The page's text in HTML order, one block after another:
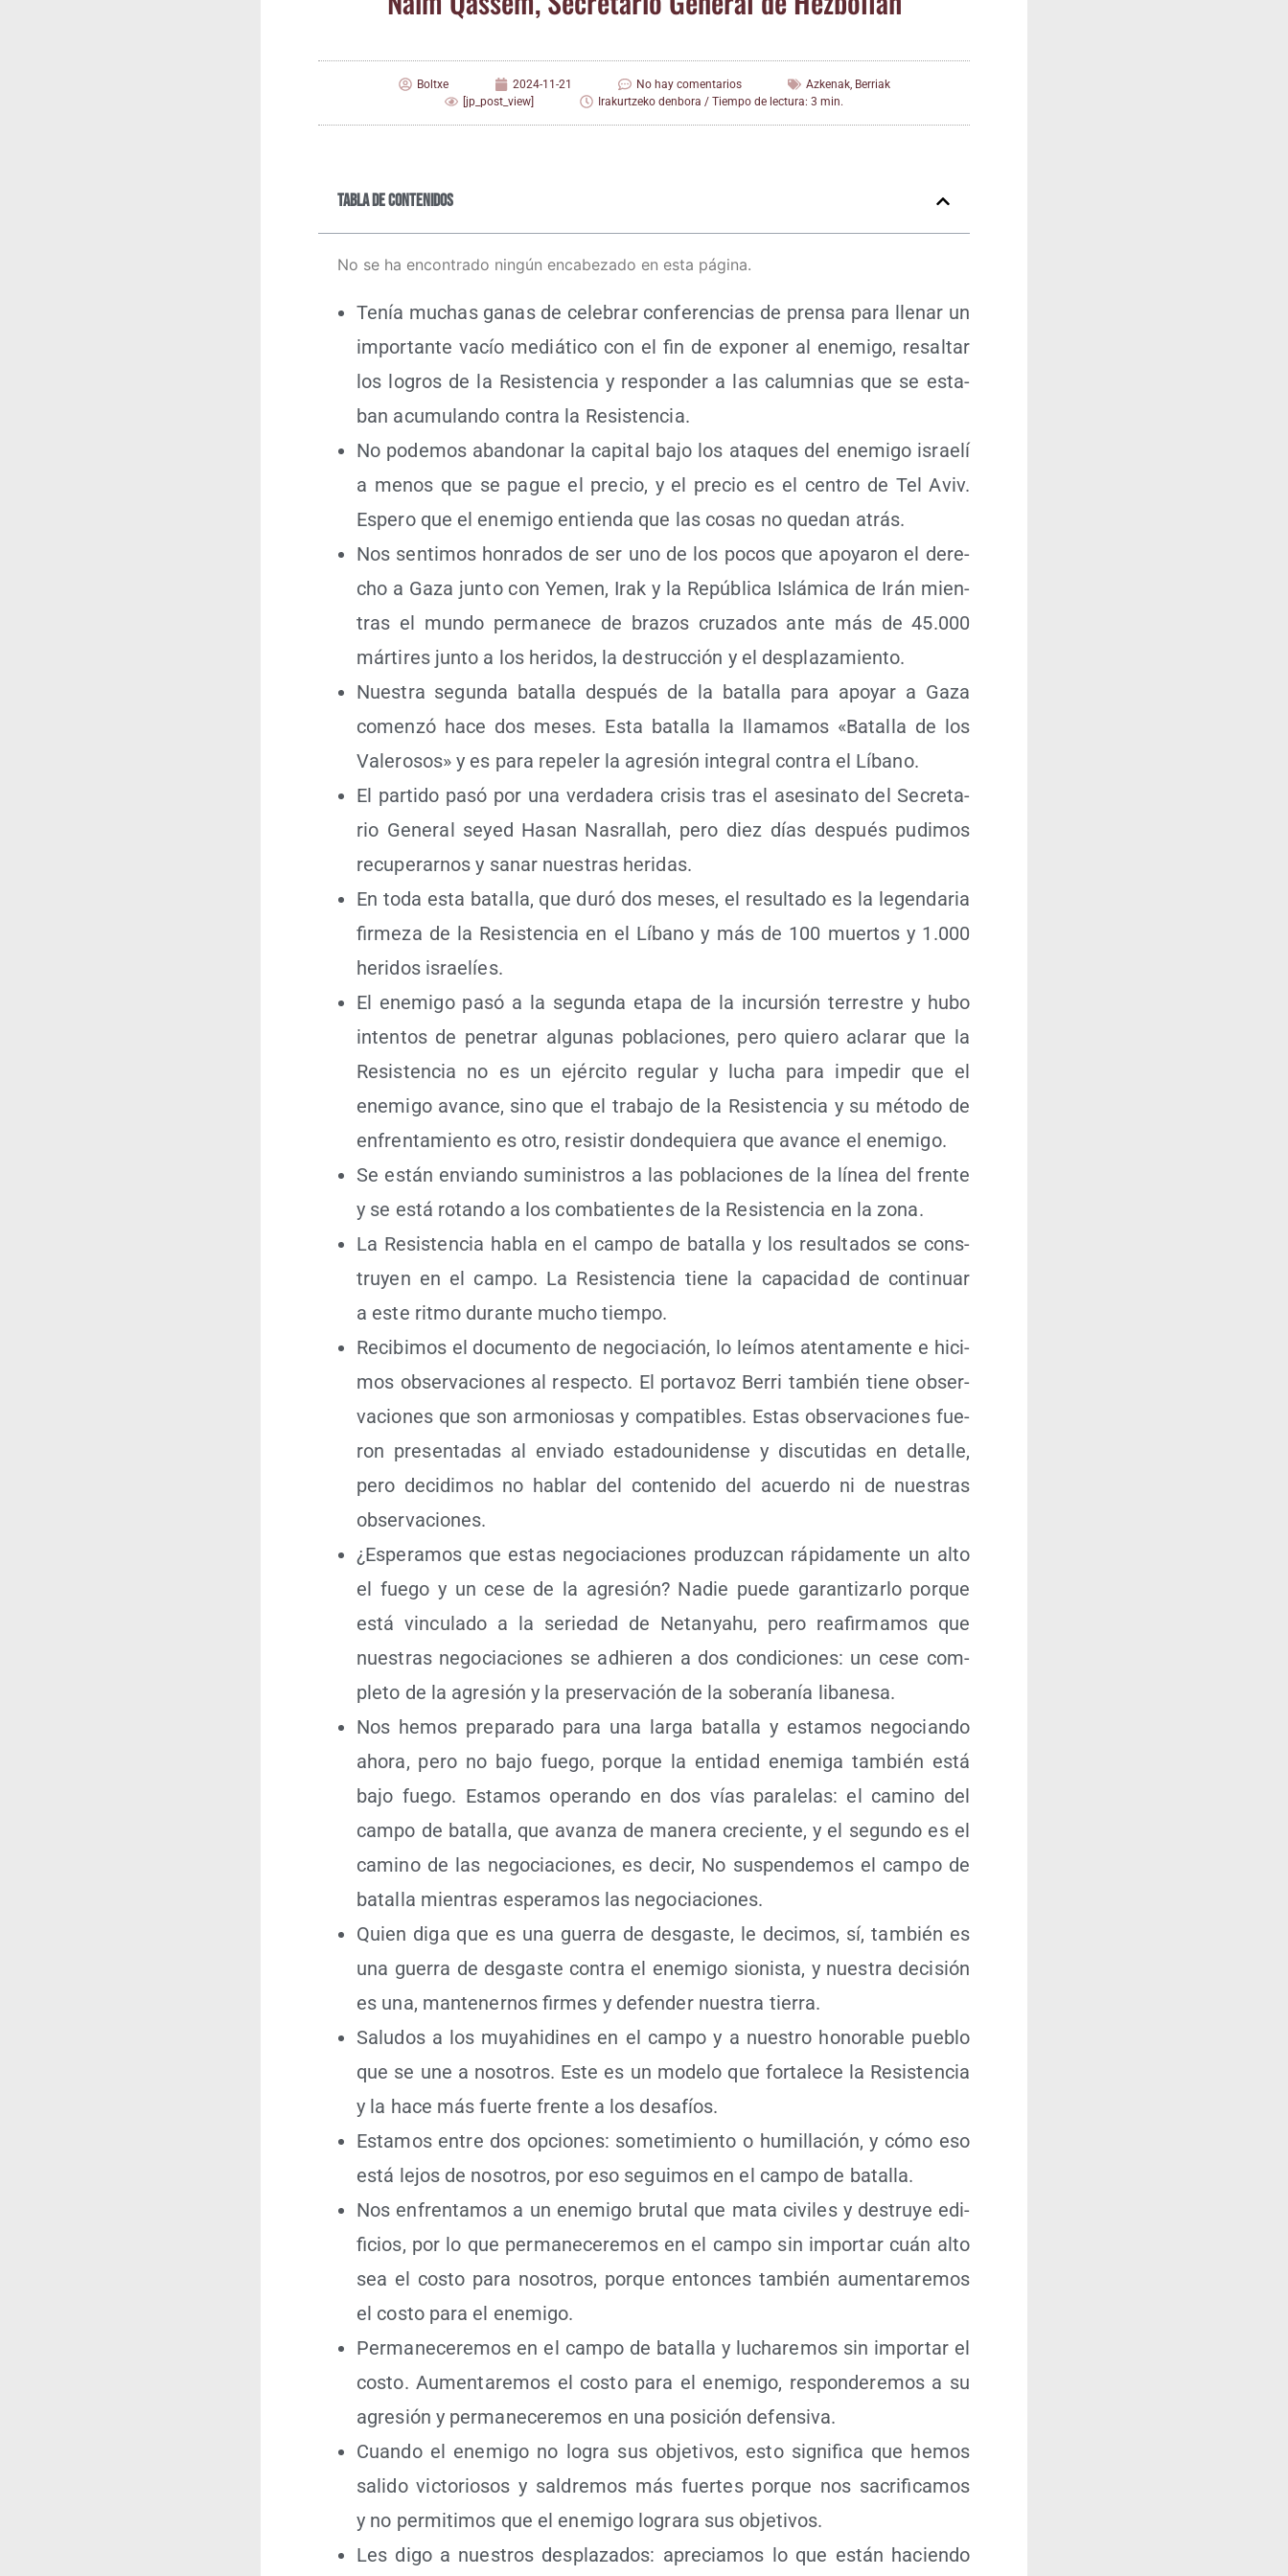
Boltxe 2024-11-21 No hay comentarios Azkenak, Berriak
[jp_post_view]
Irakurtzeko denbora / Tiempo de lectura: 3 min.
Tabla de contenidos
No se ha encontrado ningún encabezado en esta página.
Tenía muchas ganas de cele­brar con­fe­ren­cias de pren­sa para lle­nar un
impor­tan­te vacío mediá­ti­co con el fin de expo­ner al enemi­go, resal­tar
los logros de la Resis­ten­cia y res­pon­der a las calum­nias que se esta­
ban acu­mu­lan­do con­tra la Resistencia.
No pode­mos aban­do­nar la capi­tal bajo los ata­ques del enemi­go israe­lí
a menos que se pague el pre­cio, y el pre­cio es el cen­tro de Tel Aviv.
Espe­ro que el enemi­go entien­da que las cosas no que­dan atrás.
Nos sen­ti­mos hon­ra­dos de ser uno de los pocos que apo­ya­ron el dere­
cho a Gaza jun­to con Yemen, Irak y la Repú­bli­ca Islá­mi­ca de Irán mien­
tras el mun­do per­ma­ne­ce de bra­zos cru­za­dos ante más de 45.000
már­ti­res jun­to a los heri­dos, la des­truc­ción y el desplazamiento.
Nues­tra segun­da bata­lla des­pués de la bata­lla para apo­yar a Gaza
comen­zó hace dos meses. Esta bata­lla la lla­ma­mos «Bata­lla de los
Vale­ro­sos» y es para repe­ler la agre­sión inte­gral con­tra el Líbano.
El par­ti­do pasó por una ver­da­de­ra cri­sis tras el ase­si­na­to del Secre­ta­
rio Gene­ral seyed Hasan Nas­ra­llah, pero diez días des­pués pudi­mos
recu­pe­rar­nos y sanar nues­tras heridas.
En toda esta bata­lla, que duró dos meses, el resul­ta­do es la legen­da­ria
fir­me­za de la Resis­ten­cia en el Líbano y más de 100 muer­tos y 1.000
heri­dos israelíes.
El enemi­go pasó a la segun­da eta­pa de la incur­sión terres­tre y hubo
inten­tos de pene­trar algu­nas pobla­cio­nes, pero quie­ro acla­rar que la
Resis­ten­cia no es un ejér­ci­to regu­lar y lucha para impe­dir que el
enemi­go avan­ce, sino que el tra­ba­jo de la Resis­ten­cia y su méto­do de
enfren­ta­mien­to es otro, resis­tir don­de­quie­ra que avan­ce el enemigo.
Se están envian­do sumi­nis­tros a las pobla­cio­nes de la línea del fren­te
y se está rotan­do a los com­ba­tien­tes de la Resis­ten­cia en la zona.
La Resis­ten­cia habla en el cam­po de bata­lla y los resul­ta­dos se cons­
tru­yen en el cam­po. La Resis­ten­cia tie­ne la capa­ci­dad de con­ti­nuar
a este rit­mo duran­te mucho tiempo.
Reci­bi­mos el docu­men­to de nego­cia­ción, lo leí­mos aten­ta­men­te e hici­
mos obser­va­cio­nes al res­pec­to. El por­ta­voz Berri tam­bién tie­ne obser­
va­cio­nes que son armo­nio­sas y com­pa­ti­bles. Estas obser­va­cio­nes fue­
ron pre­sen­ta­das al envia­do esta­dou­ni­den­se y dis­cu­ti­das en deta­lle,
pero deci­di­mos no hablar del con­te­ni­do del acuer­do ni de nues­tras
observaciones.
¿Espe­ra­mos que estas nego­cia­cio­nes pro­duz­can rápi­da­men­te un alto
el fue­go y un cese de la agre­sión? Nadie pue­de garan­ti­zar­lo por­que
está vin­cu­la­do a la serie­dad de Netan­yahu, pero reafir­ma­mos que
nues­tras nego­cia­cio­nes se adhie­ren a dos con­di­cio­nes: un cese com­
ple­to de la agre­sión y la pre­ser­va­ción de la sobe­ra­nía libanesa.
Nos hemos pre­pa­ra­do para una lar­ga bata­lla y esta­mos nego­cian­do
aho­ra, pero no bajo fue­go, por­que la enti­dad enemi­ga tam­bién está
bajo fue­go. Esta­mos ope­ran­do en dos vías para­le­las: el camino del
cam­po de bata­lla, que avan­za de mane­ra cre­cien­te, y el segun­do es el
camino de las nego­cia­cio­nes, es decir, No sus­pen­de­mos el cam­po de
bata­lla mien­tras espe­ra­mos las negociaciones.
Quien diga que es una gue­rra de des­gas­te, le deci­mos, sí, tam­bién es
una gue­rra de des­gas­te con­tra el enemi­go sio­nis­ta, y nues­tra deci­sión
es una, man­te­ner­nos fir­mes y defen­der nues­tra tierra.
Salu­dos a los muyahi­di­nes en el cam­po y a nues­tro hono­ra­ble pue­blo
que se une a noso­tros. Este es un mode­lo que for­ta­le­ce la Resis­ten­cia
y la hace más fuer­te fren­te a los desafíos.
Esta­mos entre dos opcio­nes: some­ti­mien­to o humi­lla­ción, y cómo eso
está lejos de noso­tros, por eso segui­mos en el cam­po de batalla.
Nos enfren­ta­mos a un enemi­go bru­tal que mata civi­les y des­tru­ye edi­
fi­cios, por lo que per­ma­ne­ce­re­mos en el cam­po sin impor­tar cuán alto
sea el cos­to para noso­tros, por­que enton­ces tam­bién aumen­ta­re­mos
el cos­to para el enemigo.
Per­ma­ne­ce­re­mos en el cam­po de bata­lla y lucha­re­mos sin impor­tar el
cos­to. Aumen­ta­re­mos el cos­to para el enemi­go, res­pon­de­re­mos a su
agre­sión y per­ma­ne­ce­re­mos en una posi­ción defensiva.
Cuan­do el enemi­go no logra sus obje­ti­vos, esto sig­ni­fi­ca que hemos
sali­do vic­to­rio­sos y sal­dre­mos más fuer­tes por­que nos sacri­fi­ca­mos
y no per­mi­ti­mos que el enemi­go logra­ra sus objetivos.
Les digo a nues­tros des­pla­za­dos: apre­cia­mos lo que están hacien­do